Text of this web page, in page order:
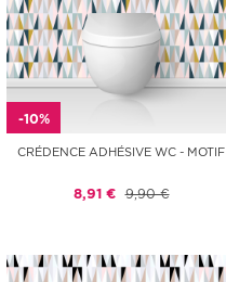
-10%
CRÉDENCE ADHÉSIVE WC - MOTIF
8,91 € 9,90 €